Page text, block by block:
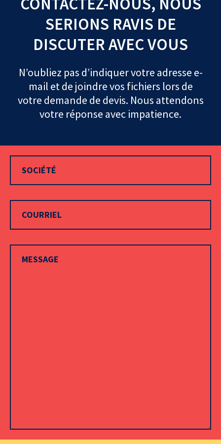
SERIONS RAVIS DE
DISCUTER AVEC VOUS
N’oubliez pas d’indiquer votre adresse e-
mail et de joindre vos fichiers lors de
votre demande de devis. Nous attendons
votre réponse avec impatience.